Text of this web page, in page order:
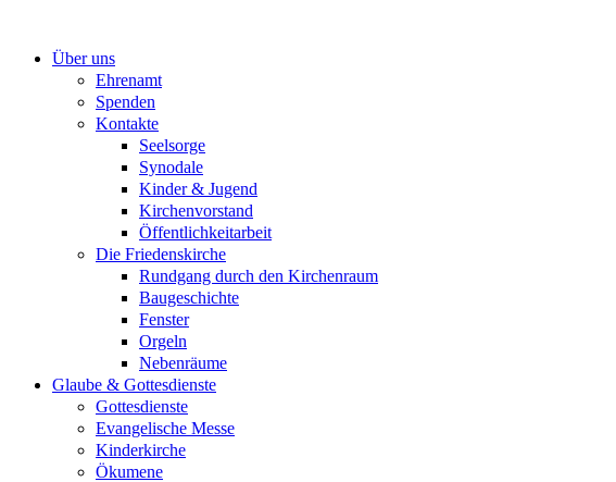
springenÜber uns
Ehrenamt
Spenden
Kontakte
Seelsorge
Synodale
Kinder & Jugend
Kirchenvorstand
Öffentlichkeitarbeit
Die Friedenskirche
Rundgang durch den Kirchenraum
Baugeschichte
Fenster
Orgeln
Nebenräume
Glaube & Gottesdienste
Gottesdienste
Evangelische Messe
Kinderkirche
Ökumene